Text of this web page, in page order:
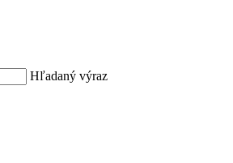
Hľadaný výraz